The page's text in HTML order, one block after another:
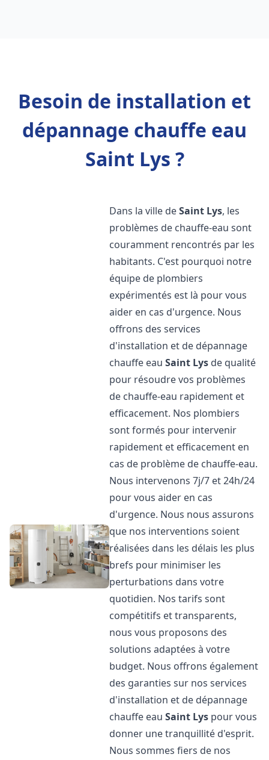
Besoin de installation et
dépannage chauffe eau
Saint Lys ?
Dans la ville deSaint Lys, les
problèmes de chauffe-eau sont
couramment rencontrés par les
habitants. C'est pourquoi notre
équipe de plombiers
expérimentés est là pour vous
aider en cas d'urgence. Nous
offrons des services
d'installation et de dépannage
chauffe eauSaint Lys de qualité
pour résoudre vos problèmes
de chauffe-eau rapidement et
efficacement. Nos plombiers
sont formés pour intervenir
rapidement et efficacement en
cas de problème de chauffe-eau.
Nous intervenons 7j/7 et 24h/24
pour vous aider en cas
d'urgence. Nous nous assurons
que nos interventions soient
réalisées dans les délais les plus
brefs pour minimiser les
perturbations dans votre
quotidien. Nos tarifs sont
compétitifs et transparents,
nous vous proposons des
solutions adaptées à votre
budget. Nous offrons également
des garanties sur nos services
d'installation et de dépannage
chauffe eauSaint Lys pour vous
donner une tranquillité d'esprit.
Nous sommes fiers de nos